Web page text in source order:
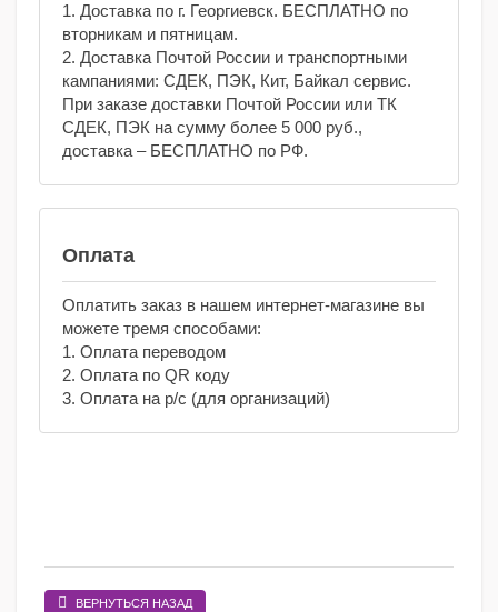
1. Доставка по г. Георгиевск. БЕСПЛАТНО по
вторникам и пятницам.
2. Доставка Почтой России и транспортными
кампаниями: СДЕК, ПЭК, Кит, Байкал сервис.
При заказе доставки Почтой России или ТК
СДЕК, ПЭК на сумму более 5 000 руб.,
доставка – БЕСПЛАТНО по РФ.
Оплата
Оплатить заказ в нашем интернет-магазине вы
можете тремя способами:
1. Оплата переводом
2. Оплата по QR коду
3. Оплата на р/с (для организаций)
ВЕРНУТЬСЯ НАЗАД